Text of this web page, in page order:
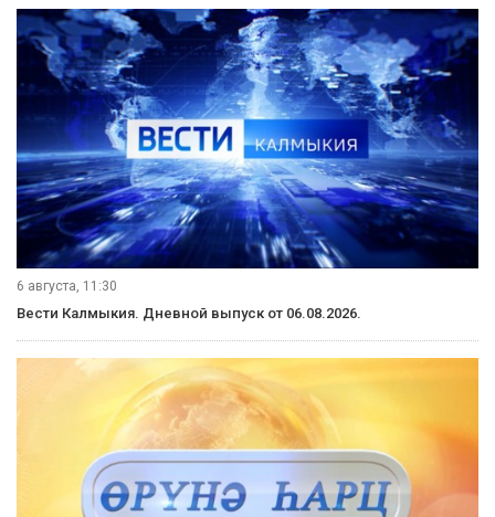
6 августа, 11:30
Вести Калмыкия. Дневной выпуск от 06.08.2026.